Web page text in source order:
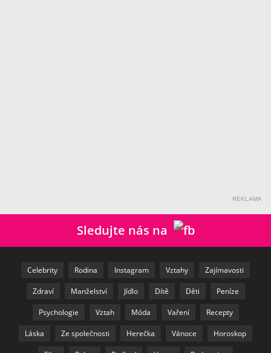
REKLAMA
Sledujte nás na
Celebrity Rodina Instagram Vztahy Zajímavosti
Zdraví Manželství Jídlo Dítě Děti Peníze
Psychologie Vztah Móda Vaření Recepty
Láska Ze společnosti Herečka Vánoce Horoskop